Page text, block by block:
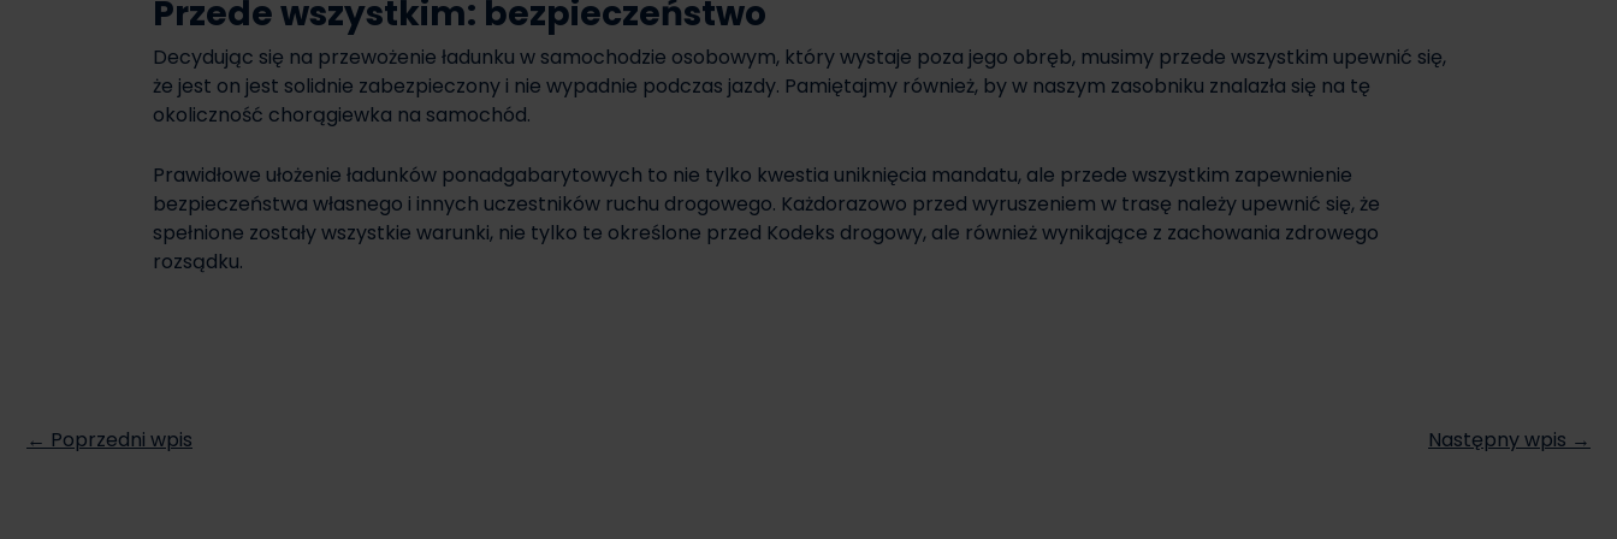
Przede wszystkim: bezpieczeństwo
Decydując się na przewożenie ładunku w samochodzie osobowym, który wystaje poza jego obręb, musimy przede wszystkim upewnić się,
że jest on jest solidnie zabezpieczony i nie wypadnie podczas jazdy. Pamiętajmy również, by w naszym zasobniku znalazła się na tę
okoliczność chorągiewka na samochód.
Prawidłowe ułożenie ładunków ponadgabarytowych to nie tylko kwestia uniknięcia mandatu, ale przede wszystkim zapewnienie
bezpieczeństwa własnego i innych uczestników ruchu drogowego. Każdorazowo przed wyruszeniem w trasę należy upewnić się, że
spełnione zostały wszystkie warunki, nie tylko te określone przed Kodeks drogowy, ale również wynikające z zachowania zdrowego
rozsądku.
← Poprzedni wpis Następny wpis →